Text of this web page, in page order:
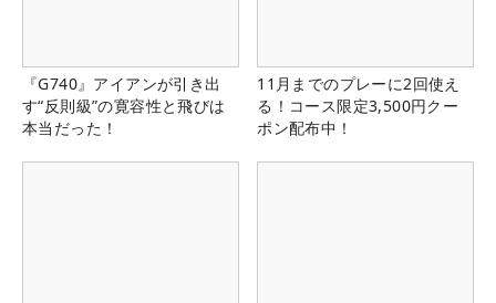
『G740』アイアンが引き出
す“反則級”の寛容性と飛びは
本当だった！
11月までのプレーに2回使え
る！コース限定3,500円クー
ポン配布中！